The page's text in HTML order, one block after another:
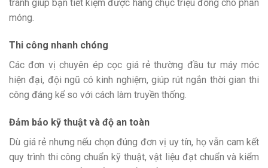
tranh giúp bạn tiết kiệm được hàng chục triệu đồng cho phần
móng.
Thi công nhanh chóng
Các đơn vị chuyên ép cọc giá rẻ thường đầu tư máy móc
hiện đại, đội ngũ có kinh nghiệm, giúp rút ngắn thời gian thi
công đáng kể so với cách làm truyền thống.
Đảm bảo kỹ thuật và độ an toàn
Dù giá rẻ nhưng nếu chọn đúng đơn vị uy tín, họ vẫn cam kết
quy trình thi công chuẩn kỹ thuật, vật liệu đạt chuẩn và kiểm